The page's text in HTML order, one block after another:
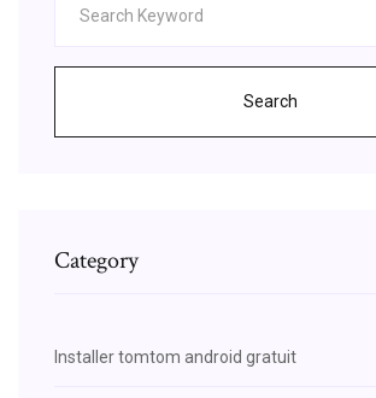
Search
Category
Installer tomtom android gratuit